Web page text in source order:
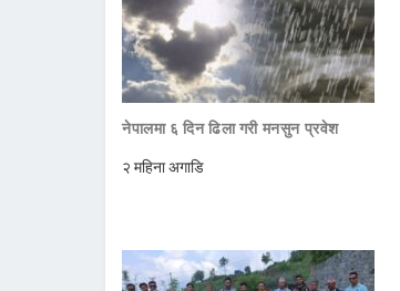
नेपालमा ६ दिन ढिला गरी मनसुन प्रवेश
२ महिना अगाडि